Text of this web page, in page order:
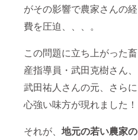
がその影響で農家さんの経
費を圧迫、、、。
この問題に立ち上がった畜
産指導員・武田克樹さん、
武田祐人さんの元、さらに
心強い味方が現れました！
それが、 地元の若い農家の